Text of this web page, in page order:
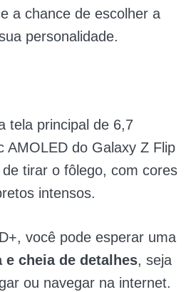
a chance de escolher a
personalidade.
tela principal de 6,7
AMOLED do Galaxy Z Flip
tirar o fôlego, com cores
intensos.
você pode esperar uma
cheia de detalhes, seja
ou navegar na internet.